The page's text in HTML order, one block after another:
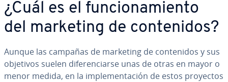
¿Cuál es el fu­n­cio­na­mie­n­to
del marketing de co­n­te­ni­dos?
Aunque las campañas de marketing de co­n­te­ni­dos y sus
objetivos suelen di­fe­re­n­ciar­se unas de otras en mayor o
menor medida, en la im­ple­me­n­ta­ción de estos proyectos